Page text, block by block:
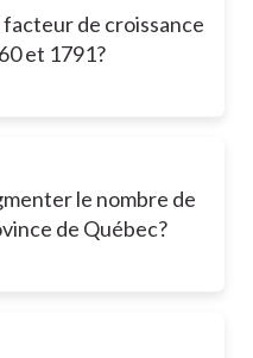
de croissance
et 1791?
le nombre de
de Québec?